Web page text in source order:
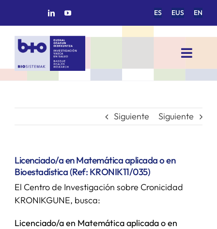
ES EUS EN
Toggle
INICIO
GRUPOS DE INVESTIGACIÓN
Siguiente Siguiente
Licenciado/a en Matemática aplicada o en
Bioestadística (Ref: KRONIK11/035)
El Centro de Investigación sobre Cronicidad
KRONIKGUNE, busca:
Licenciado/a en Matemática aplicada o en